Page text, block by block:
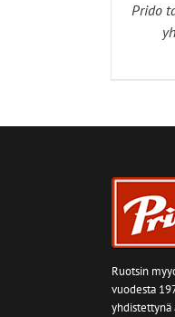
Prido
Ruotsin
vuodesta
yhdistettynä